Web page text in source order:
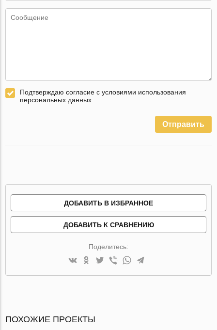
Подтверждаю согласие с условиями использования
персональных данных
Отправить
ДОБАВИТЬ В ИЗБРАННОЕ
ДОБАВИТЬ К СРАВНЕНИЮ
Поделитесь:
ПОХОЖИЕ ПРОЕКТЫ